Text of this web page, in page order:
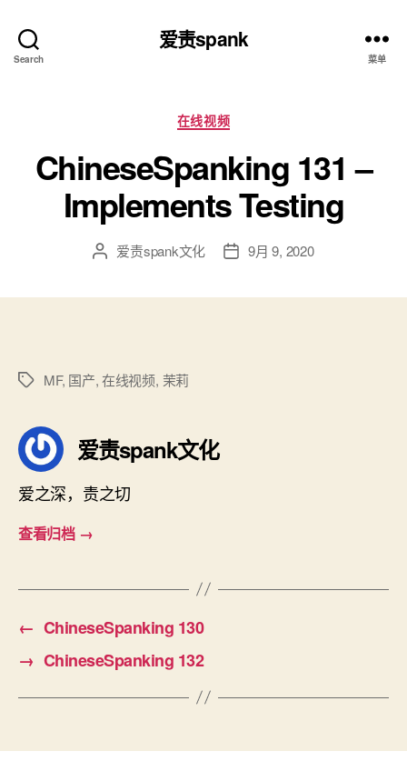
Search
爱责spank
菜单
分
类
在线视频
ChineseSpanking 131 –
Implements Testing
文 爱责spank文化
发 9月 9, 2020
标
MF, 国产,在线视频, 茉莉
爱责spank文化
爱之深，责之切
查看归档 →
← ChineseSpanking 130
→ ChineseSpanking 132